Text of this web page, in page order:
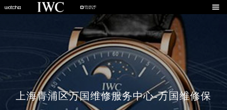

上海青浦区万国维修服务中心-万国维修保